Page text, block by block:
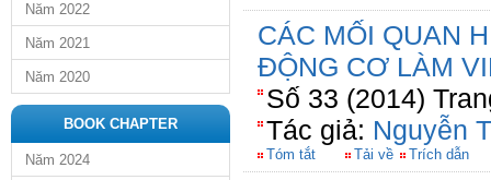
Năm 2022
Năm 2021
Năm 2020
BOOK CHAPTER
Năm 2024
CÁC MỐI QUAN
ĐỘNG CƠ LÀM
Số 33 (2014)
Tác giả: Nguyễn
Tóm tắt Tải về Trích dẫn